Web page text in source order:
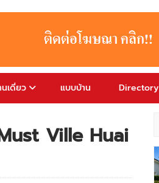
เดี่ยว แบบบ้าน Directory
Ville Huai